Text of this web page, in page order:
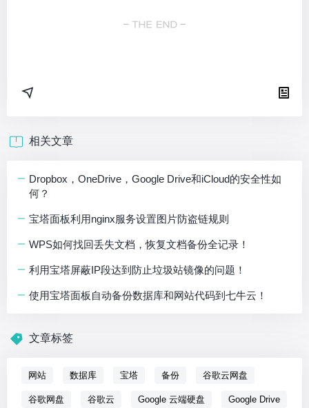
相关文章
Dropbox，OneDrive，Google Drive和iCloud的安全性如
何？
宝塔面板利用nginx服务设置图片防盗链规则
WPS如何找回丢失文档，恢复文档备份全记录！
利用宝塔屏蔽IP段达到防止垃圾站镜像的问题！
使用宝塔面板自动备份数据库和网站代码到七牛云！
文章标签
网站 数据库 宝塔 备份 谷歌云网盘
谷歌网盘 谷歌云 Google 云端硬盘 Google Drive